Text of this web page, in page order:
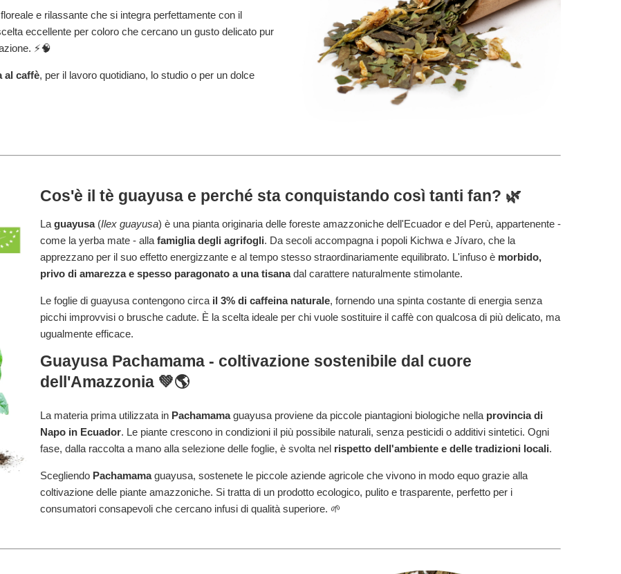
e rilassante che si integra perfettamente con il
eccellente per coloro che cercano un gusto delicato pur
⚡🧠
al caffè, per il lavoro quotidiano, lo studio o per un dolce
Cos'è il tè guayusa e perché sta conquistando così tanti fan? 🌿
La guayusa(Ilex guayusa) è una pianta originaria delle foreste amazzoniche dell'Ecuador e del Perù, appartenente -
come la yerba mate - alla famiglia degli agrifogli. Da secoli accompagna i popoli Kichwae Jívaro, che la
apprezzano per il suo effetto energizzante e al tempo stesso straordinariamente equilibrato. L'infuso è morbido,
privo di amarezza e spesso paragonato a una tisanadal carattere naturalmente stimolante.
Le foglie di guayusa contengono circa il 3% di caffeina naturale, fornendo una spinta costante di energia senza
picchi improvvisi o brusche cadute. È la scelta ideale per chi vuole sostituire il caffè con qualcosa di più delicato, ma
ugualmente efficace.
Guayusa Pachamama- coltivazione sostenibile dal cuore
dell'Amazzonia 💚🌎
La materia prima utilizzata in Pachamamaguayusa proviene da piccole piantagioni biologiche nella provincia di
Napo in Ecuador. Le piante crescono in condizioni il più possibile naturali, senza pesticidi o additivi sintetici. Ogni
fase, dalla raccolta a mano alla selezione delle foglie, è svolta nel rispetto dell'ambiente e delle tradizioni locali.
Scegliendo Pachamamaguayusa, sostenete le piccole aziende agricole che vivono in modo equo grazie alla
coltivazione delle piante amazzoniche. Si tratta di un prodotto ecologico, pulito e trasparente, perfetto per i
consumatori consapevoli che cercano infusi di qualità superiore. 🌱